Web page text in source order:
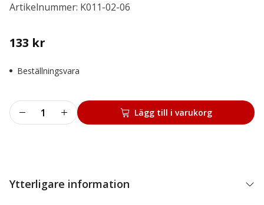
Artikelnummer: K011-02-06
133 kr
Beställningsvara
Screw
M10
Lägg till i varukorg
Ytterligare information